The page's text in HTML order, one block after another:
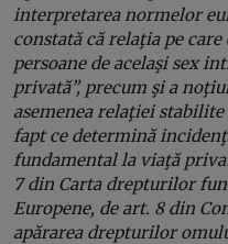
interpretarea normelor
constată că relaţia pe
persoane de acelaşi sex
privată”, precum şi a
asemenea relaţiei
fapt ce determină
fundamental la viaţă
7 din Carta drepturilor
Europene, de art. 8 din
apărarea drepturilor